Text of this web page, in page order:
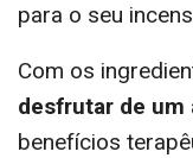
para o seu
Com os
desfrutar de um
benefícios